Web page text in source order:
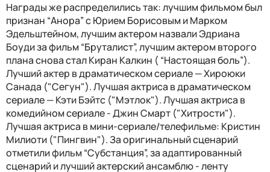
Награды же распределились так: лучшим фильмом был
признан “Анора” с Юрием Борисовым и Марком
Эдельштейном, лучшим актером назвали Эдриана
Боуди за фильм “Бруталист”, лучшим актером второго
плана снова стал Киран Калкин ( “Настоящая боль”).
Лучший актер в драматическом сериале — Хироюки
Санада ("Сегун"). Лучшая актриса в драматическом
сериале — Кэти Бэйтс ("Мэтлок"). Лучшая актриса в
комедийном сериале - Джин Смарт ("Хитрости").
Лучшая актриса в мини-сериале/телефильме: Кристин
Милиоти ("Пингвин"). За оригинальный сценарий
отметили фильм “Субстанция”, за адаптированный
сценарий и лучший актерский ансамблю - ленту